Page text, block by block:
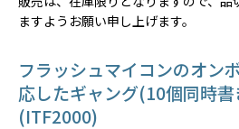
ますようお願い申し上げます。
フラッシュマイコンのオン
応したギャング(10個同時
(ITF2000)